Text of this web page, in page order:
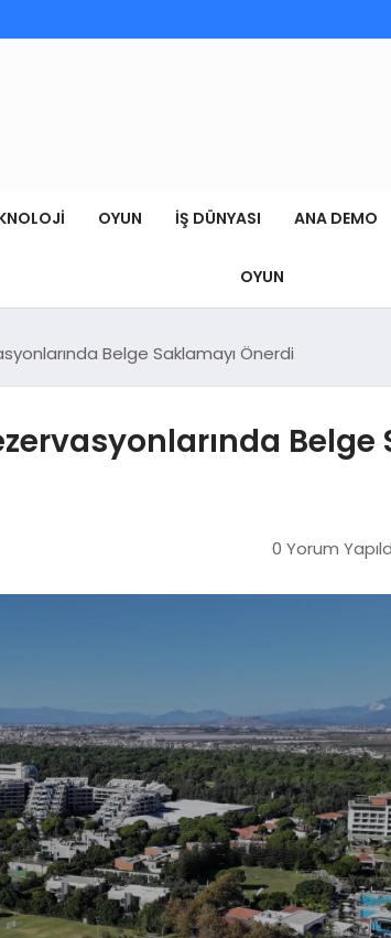
OYUN İŞ DÜNYASI ANA DEMO
OYUN
Belge Saklamayı Önerdi
Belge
0 Yorum